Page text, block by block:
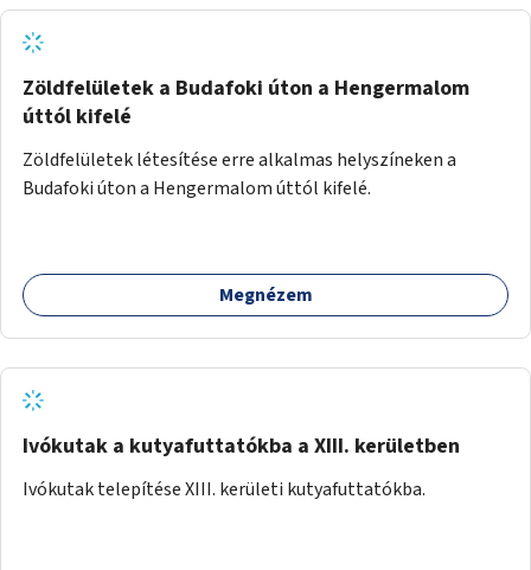
Zöldfelületek a Budafoki úton a Hengermalom
úttól kifelé
Zöldfelületek létesítése erre alkalmas helyszíneken a
Budafoki úton a Hengermalom úttól kifelé.
Megnézem
Ivókutak a kutyafuttatókba a XIII. kerületben
Ivókutak telepítése XIII. kerületi kutyafuttatókba.